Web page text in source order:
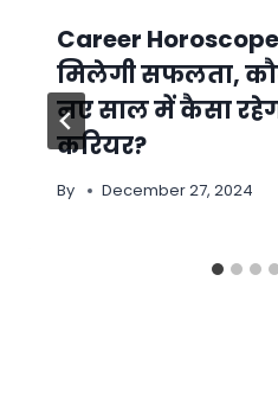
Career
मिलेगी सफलता,
नए साल में कैसा
करियर?
By December 27, 2024